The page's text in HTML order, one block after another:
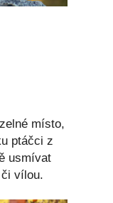
místo,
ptáčci z
usmívat
vílou.